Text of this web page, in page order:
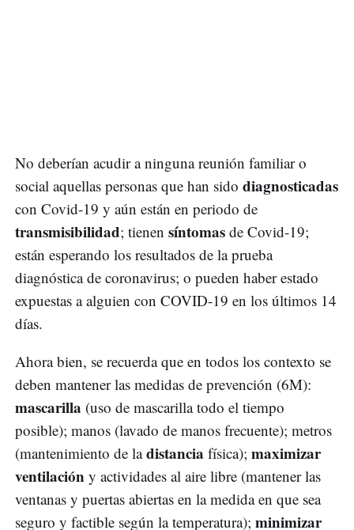
No deberían acudir a ninguna reunión familiar o
social aquellas personas que han sido diagnosticadas
con Covid-19 y aún están en periodo de
transmisibilidad; tienen síntomas de Covid-19;
están esperando los resultados de la prueba
diagnóstica de coronavirus; o pueden haber estado
expuestas a alguien con COVID-19 en los últimos 14
días.
Ahora bien, se recuerda que en todos los contexto se
deben mantener las medidas de prevención (6M):
mascarilla (uso de mascarilla todo el tiempo
posible); manos (lavado de manos frecuente); metros
(mantenimiento de ladistancia física); maximizar
ventilación y actividades al aire libre (mantener las
ventanas y puertas abiertas en la medida en que sea
seguro y factible según la temperatura); minimizar